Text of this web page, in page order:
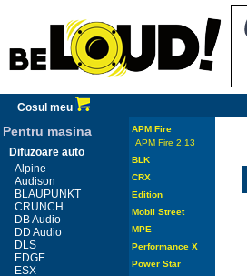
Cosul meu
Pentru masina
Difuzoare auto
Alpine
Audison
BLAUPUNKT
CRUNCH
DB Audio
DD Audio
DLS
EDGE
ESX
APM Fire
APM Fire 2.13
BLK
CRX
Edition
Mobil Street
MPE
Performance X
Power Star